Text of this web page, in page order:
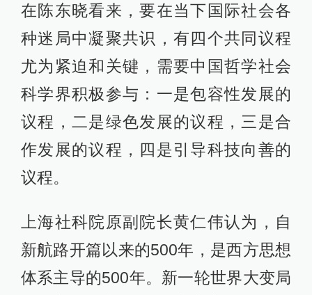
在陈东晓看来，要在当下国际社会各
种迷局中凝聚共识，有四个共同议程
尤为紧迫和关键，需要中国哲学社会
科学界积极参与：一是包容性发展的
议程，二是绿色发展的议程，三是合
作发展的议程，四是引导科技向善的
议程。
上海社科院原副院长黄仁伟认为，自
新航路开篇以来的500年，是西方思想
体系主导的500年。新一轮世界大变局